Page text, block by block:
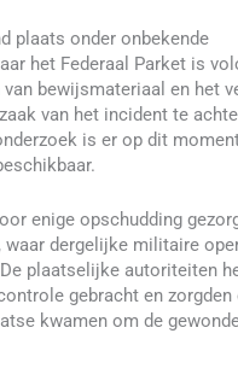
plaats onder onbekende
het Federaal Parket is
bewijsmateriaal en het
van het incident te
is er op dit
enige opschudding
waar dergelijke militaire
plaatselijke autoriteiten
gebracht en zorgden
kwamen om de